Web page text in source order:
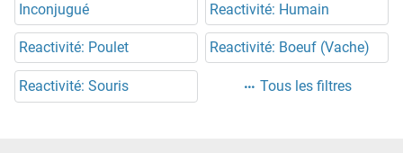
Inconjugué
Reactivité: Humain
Reactivité: Poulet Reactivité: Boeuf (Vache)
Reactivité: Souris Tous les filtres